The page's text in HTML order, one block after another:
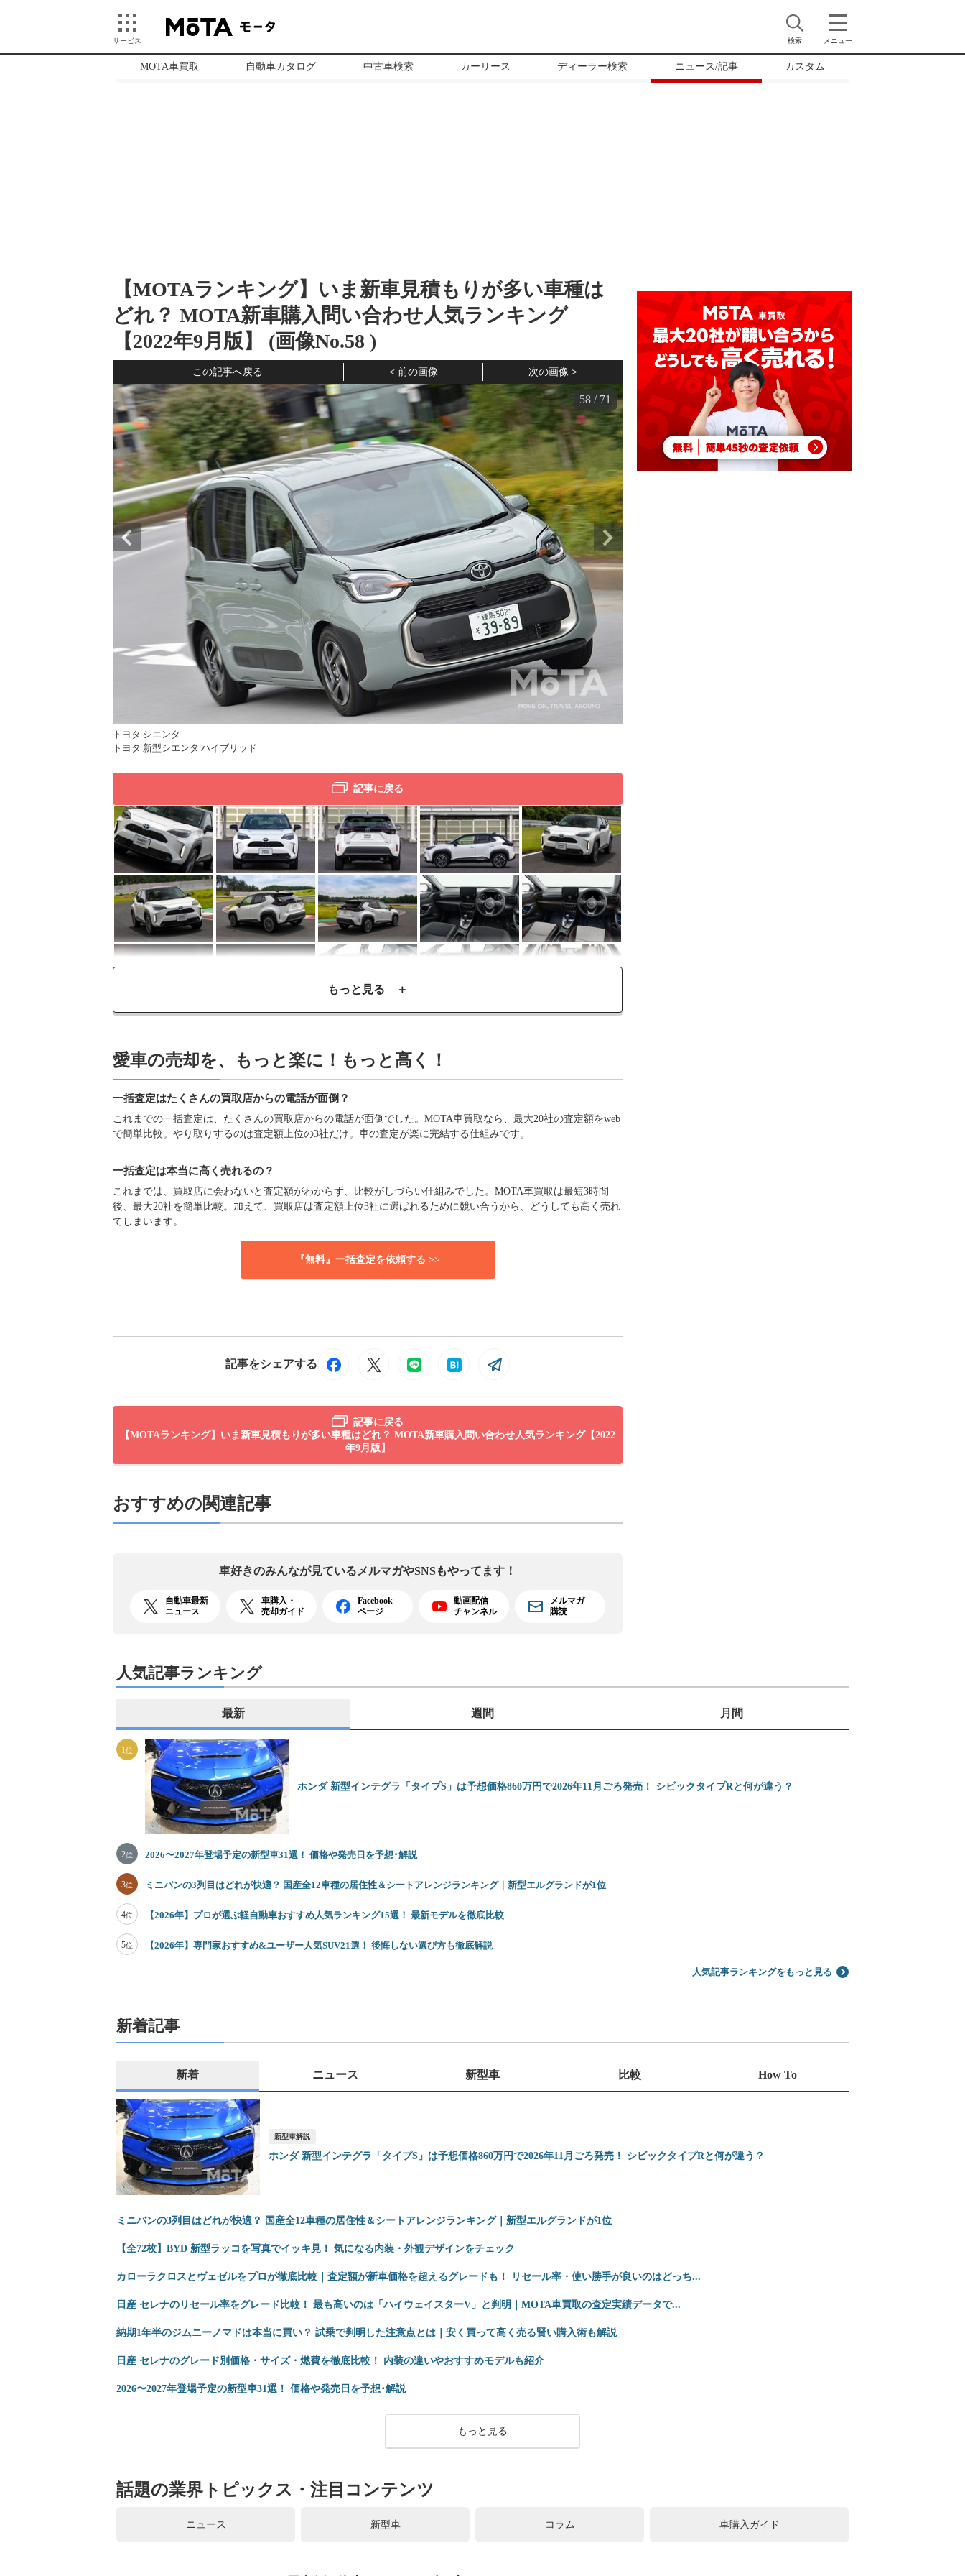
サービス 検索 メニュー
MOTA車買取 自動車カタログ 中古車検索 カーリース ディーラー検索 ニュース/記事 カスタム
【MOTAランキング】いま新車見積もりが多い車種は
どれ？ MOTA新車購入問い合わせ人気ランキング
【2022年9月版】 (画像No.58 )
この記事へ戻る 前の画像 次の画像
トヨタ シエンタ
トヨタ 新型シエンタ ハイブリッド
58 / 71
記事に戻る
もっと見る ＋
愛車の売却を、もっと楽に！もっと高く！
一括査定はたくさんの買取店からの電話が面倒？
これまでの一括査定は、たくさんの買取店からの電話が面倒でした。MOTA車買取なら、最大20社の査定額をweb
で簡単比較。やり取りするのは査定額上位の3社だけ。車の査定が楽に完結する仕組みです。
一括査定は本当に高く売れるの？
これまでは、買取店に会わないと査定額がわからず、比較がしづらい仕組みでした。MOTA車買取は最短3時間
後、最大20社を簡単比較。加えて、買取店は査定額上位3社に選ばれるために競い合うから、どうしても高く売れ
てしまいます。
『無料』一括査定を依頼する >>
記事をシェアする
記事に戻る
【MOTAランキング】いま新車見積もりが多い車種はどれ？ MOTA新車購入問い合わせ人気ランキング【2022
年9月版】
おすすめの関連記事
車好きのみんなが見ている メルマガやSNSもやってます！
自動車最新
ニュース
車購入・
売却ガイド
Facebook
ページ
動画配信
チャンネル
メルマガ
購読
人気記事ランキング
最新 週間 月間
1位
ホンダ 新型インテグラ「タイプS」は予想価格860万円で2026年11月ごろ発売！ シビックタイプRと何が違う？
2位 2026〜2027年登場予定の新型車31選！ 価格や発売日を予想･解説
3位 ミニバンの3列目はどれが快適？ 国産全12車種の居住性＆シートアレンジランキング｜新型エルグランドが1位
4位 【2026年】プロが選ぶ軽自動車おすすめ人気ランキング15選！ 最新モデルを徹底比較
5位 【2026年】専門家おすすめ&ユーザー人気SUV21選！ 後悔しない選び方も徹底解説
人気記事ランキングをもっと見る
新着記事
新着 ニュース 新型車 比較 How To
新型車解説
ホンダ 新型インテグラ「タイプS」は予想価格860万円で2026年11月ごろ発売！ シビックタイプRと何が違う？
ミニバンの3列目はどれが快適？ 国産全12車種の居住性＆シートアレンジランキング｜新型エルグランドが1位
【全72枚】BYD 新型ラッコを写真でイッキ見！ 気になる内装・外観デザインをチェック
カローラクロスとヴェゼルをプロが徹底比較｜査定額が新車価格を超えるグレードも！ リセール率・使い勝手が良いのはどっち...
日産 セレナのリセール率をグレード比較！ 最も高いのは「ハイウェイスターV」と判明｜MOTA車買取の査定実績データで...
納期1年半のジムニーノマドは本当に買い？ 試乗で判明した注意点とは｜安く買って高く売る賢い購入術も解説
日産 セレナのグレード別価格・サイズ・燃費を徹底比較！ 内装の違いやおすすめモデルも紹介
2026〜2027年登場予定の新型車31選！ 価格や発売日を予想･解説
もっと見る
話題の業界トピックス・注目コンテンツ
ニュース 新型車 コラム 車購入ガイド